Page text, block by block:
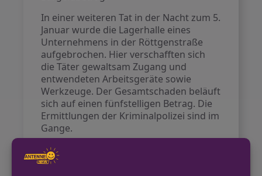
In einer weiteren Tat in der Nacht zum 5.
Januar wurde die Lagerhalle eines
Unternehmens in der Röttgenstraße
aufgebrochen. Hier verschafften sich
die Täter gewaltsam Zugang und
entwendeten Arbeitsgeräte sowie
Werkzeuge. Der Gesamtschaden beläuft
sich auf einen fünfstelligen Betrag. Die
Ermittlungen der Kriminalpolizei sind im
Gange.
Allgemeine Kontaktmöglichkeiten
finden sich auf der offiziellen Webseite